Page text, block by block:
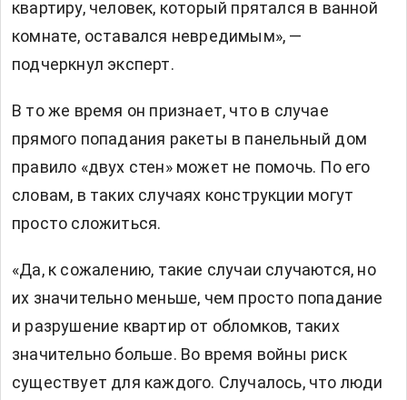
квартиру, человек, который прятался в ванной
комнате, оставался невредимым», —
подчеркнул эксперт.
В то же время он признает, что в случае
прямого попадания ракеты в панельный дом
правило «двух стен» может не помочь. По его
словам, в таких случаях конструкции могут
просто сложиться.
«Да, к сожалению, такие случаи случаются, но
их значительно меньше, чем просто попадание
и разрушение квартир от обломков, таких
значительно больше. Во время войны риск
существует для каждого. Случалось, что люди